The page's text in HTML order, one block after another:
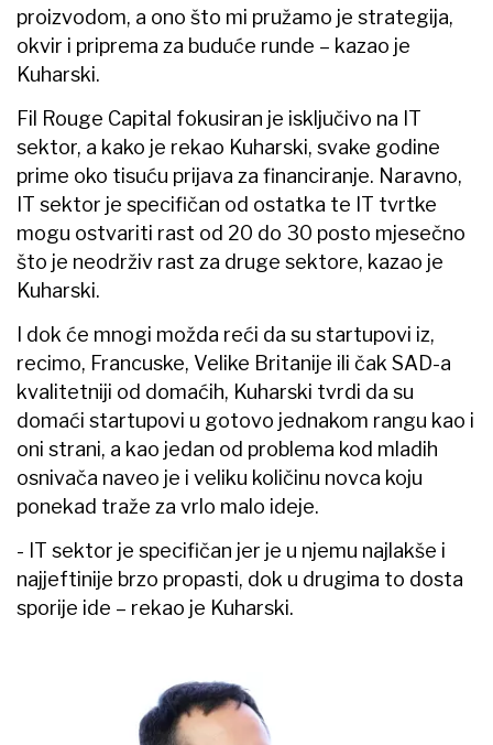
proizvodom, a ono što mi pružamo je strategija,
okvir i priprema za buduće runde – kazao je
Kuharski.
Fil Rouge Capital fokusiran je isključivo na IT
sektor, a kako je rekao Kuharski, svake godine
prime oko tisuću prijava za financiranje. Naravno,
IT sektor je specifičan od ostatka te IT tvrtke
mogu ostvariti rast od 20 do 30 posto mjesečno
što je neodrživ rast za druge sektore, kazao je
Kuharski.
I dok će mnogi možda reći da su startupovi iz,
recimo, Francuske, Velike Britanije ili čak SAD-a
kvalitetniji od domaćih, Kuharski tvrdi da su
domaći startupovi u gotovo jednakom rangu kao i
oni strani, a kao jedan od problema kod mladih
osnivača naveo je i veliku količinu novca koju
ponekad traže za vrlo malo ideje.
- IT sektor je specifičan jer je u njemu najlakše i
najjeftinije brzo propasti, dok u drugima to dosta
sporije ide – rekao je Kuharski.